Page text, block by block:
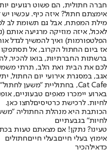
חברה חתולית, הם פשוט רגועים
אימצתם חתול? איזה כיף. עכשיו
מילת המפתח, אבל גם תשומת לב
לאכול, איזה מוזיקה מרגיעה אותם
הפלטפורמות) ואיך להמשיך לגדל
אז ביום החתול הקרוב, אל תסתפקו
ברשתות החברתיות, בואו להכיר,
לכם את הבית ואת הלב, תרתי
אגב, במסגרת אירועי יום החתול,
בארוע יימכרו מאפים טבעוניים,
לחיות. לרכישת כרטיסיםלחצו כאן.
הכותבת היא מנהלת החתוליה
לחיות״ בגבעתיים
טעינו? נתקן! אם מצאתם טעות
אימוץ בעלי חייםבעלי חייםחתולים
כדאילהכיר